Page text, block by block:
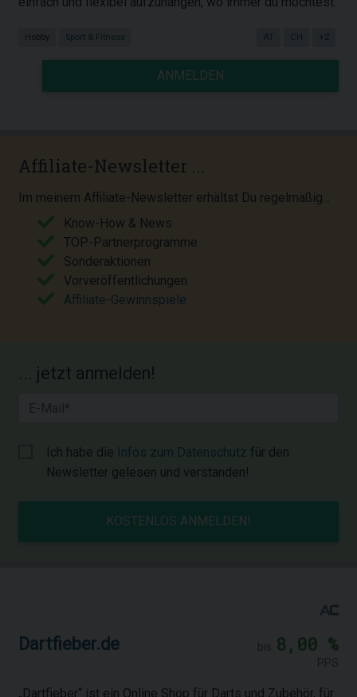
Hobby Sport & Fitness AT CH +2
ANMELDEN
Affiliate-Newsletter ...
Im meinem Affiliate-Newsletter erhältst Du regelmäßig...
Know-How & News
TOP-Partnerprogramme
Sonderaktionen
Vorveröffentlichungen
Affiliate-Gewinnspiele
... jetzt anmelden!
Ich habe die Infos zum Datenschutz für den
Newsletter gelesen und verstanden!
KOSTENLOS ANMELDEN!
Dartfieber.de 8,00 %
„Dartfieber“ ist ein Online Shop für Darts und Zubehör, für